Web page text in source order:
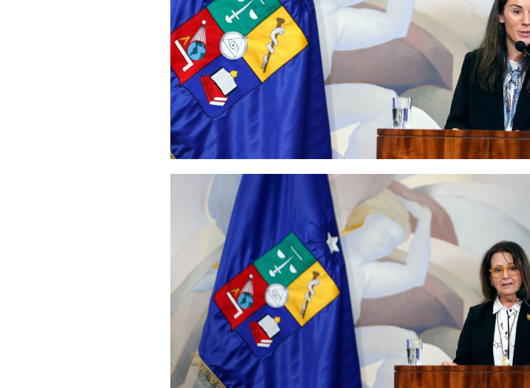
"Hoy asistimos a una transición entre dos académicas que no solo encarnan el servicio y el
institución sino que también la excelencia y el liderazgo femenino", dijo la ministra de Educación.